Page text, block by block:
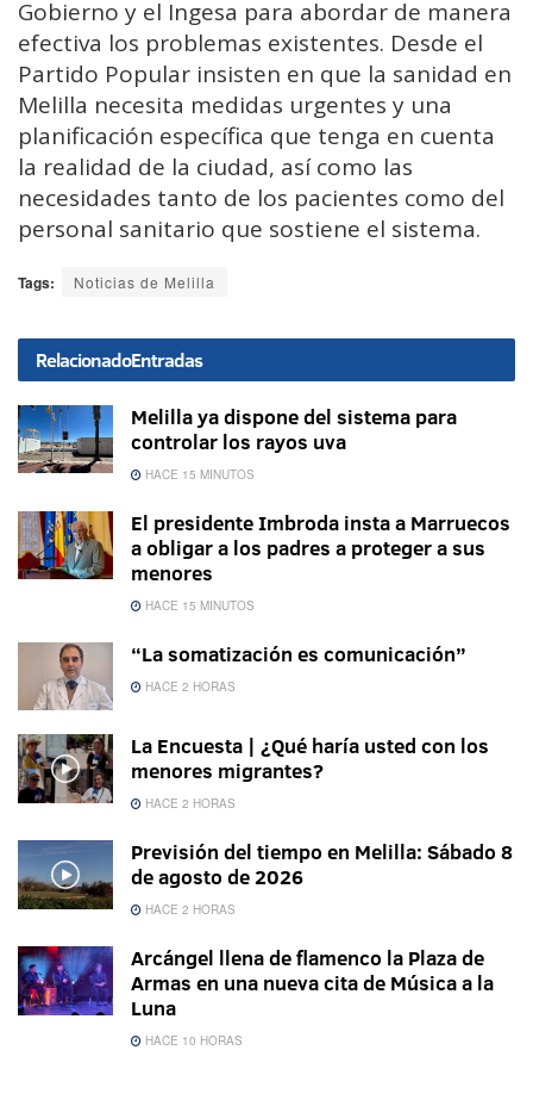
Gobierno y el Ingesa para abordar de manera
efectiva los problemas existentes. Desde el
Partido Popular insisten en que la sanidad en
Melilla necesita medidas urgentes y una
planificación específica que tenga en cuenta
la realidad de la ciudad, así como las
necesidades tanto de los pacientes como del
personal sanitario que sostiene el sistema.
Tags: Noticias de Melilla
RelacionadoEntradas
Melilla ya dispone del sistema para
controlar los rayos uva
HACE 15 MINUTOS
El presidente Imbroda insta a Marruecos
a obligar a los padres a proteger a sus
menores
HACE 15 MINUTOS
“La somatización es comunicación”
HACE 2 HORAS
La Encuesta | ¿Qué haría usted con los
menores migrantes?
HACE 2 HORAS
Previsión del tiempo en Melilla: Sábado 8
de agosto de 2026
HACE 2 HORAS
Arcángel llena de flamenco la Plaza de
Armas en una nueva cita de Música a la
Luna
HACE 10 HORAS